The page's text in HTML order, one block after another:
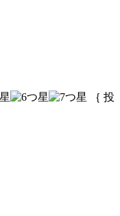
｛ 投